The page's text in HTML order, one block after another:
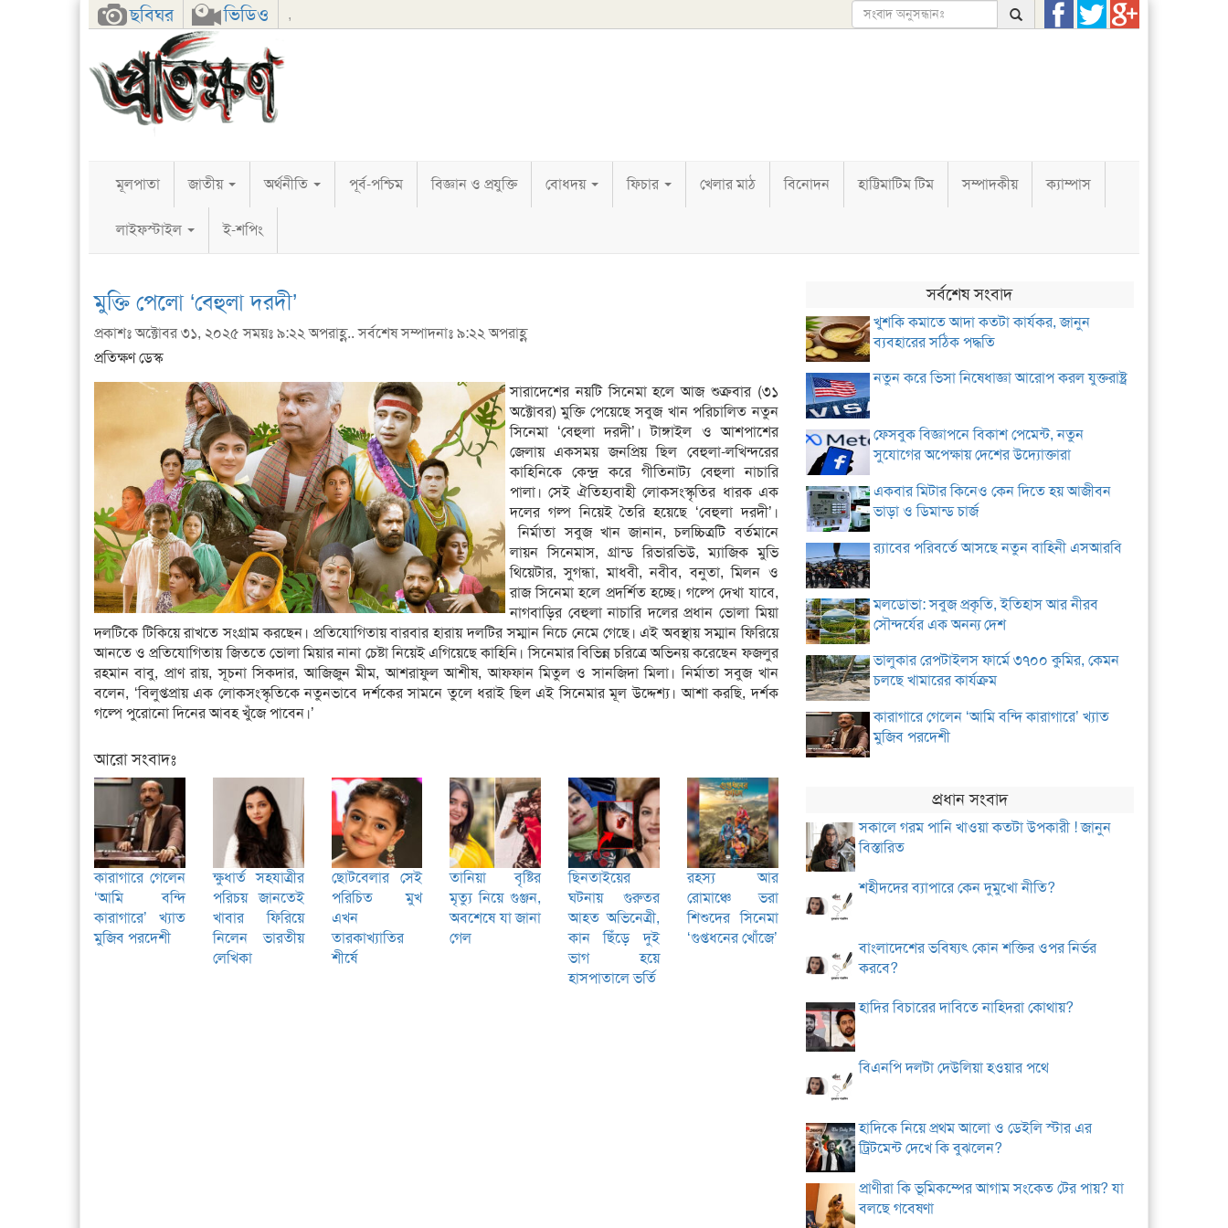
ছবিঘর ভিডিও ,
FacebookTwitterGoogle+
মূলপাতা জাতীয় অর্থনীতি পূর্ব-পশ্চিম বিজ্ঞান ও প্রযুক্তি বোধদয় ফিচার খেলার মাঠ বিনোদন হাট্টিমাটিম টিম সম্পাদকীয় ক্যাম্পাস
লাইফস্টাইল ই-শপিং
মুক্তি পেলো ‘বেহুলা দরদী’
প্রকাশঃ অক্টোবর ৩১, ২০২৫ সময়ঃ ৯:২২ অপরাহ্ণ.. সর্বশেষ সম্পাদনাঃ ৯:২২ অপরাহ্ণ
প্রতিক্ষণ ডেস্ক
সারাদেশের নয়টি সিনেমা হলে আজ শুক্রবার (৩১
অক্টোবর) মুক্তি পেয়েছে সবুজ খান পরিচালিত নতুন
সিনেমা ‘বেহুলা দরদী’। টাঙ্গাইল ও আশপাশের
জেলায় একসময় জনপ্রিয় ছিল বেহুলা-লখিন্দরের
কাহিনিকে কেন্দ্র করে গীতিনাট্য বেহুলা নাচারি
পালা। সেই ঐতিহ্যবাহী লোকসংস্কৃতির ধারক এক
দলের গল্প নিয়েই তৈরি হয়েছে ‘বেহুলা দরদী’।
নির্মাতা সবুজ খান জানান, চলচ্চিত্রটি বর্তমানে
লায়ন সিনেমাস, গ্রান্ড রিভারভিউ, ম্যাজিক মুভি
থিয়েটার, সুগন্ধা, মাধবী, নবীব, বনুতা, মিলন ও
রাজ সিনেমা হলে প্রদর্শিত হচ্ছে। গল্পে দেখা যাবে,
নাগবাড়ির বেহুলা নাচারি দলের প্রধান ভোলা মিয়া
দলটিকে টিকিয়ে রাখতে সংগ্রাম করছেন। প্রতিযোগিতায় বারবার হারায় দলটির সম্মান নিচে নেমে গেছে। এই অবস্থায় সম্মান ফিরিয়ে
আনতে ও প্রতিযোগিতায় জিততে ভোলা মিয়ার নানা চেষ্টা নিয়েই এগিয়েছে কাহিনি। সিনেমার বিভিন্ন চরিত্রে অভিনয় করেছেন ফজলুর
রহমান বাবু, প্রাণ রায়, সূচনা সিকদার, আজিজুন মীম, আশরাফুল আশীষ, আফফান মিতুল ও সানজিদা মিলা। নির্মাতা সবুজ খান
বলেন, ‘বিলুপ্তপ্রায় এক লোকসংস্কৃতিকে নতুনভাবে দর্শকের সামনে তুলে ধরাই ছিল এই সিনেমার মূল উদ্দেশ্য। আশা করছি, দর্শক
গল্পে পুরোনো দিনের আবহ খুঁজে পাবেন।’
আরো সংবাদঃ
কারাগারে গেলেন
‘আমি বন্দি
কারাগারে’ খ্যাত
মুজিব পরদেশী
ক্ষুধার্ত সহযাত্রীর
পরিচয় জানতেই
খাবার ফিরিয়ে
নিলেন ভারতীয়
লেখিকা
ছোটবেলার সেই
পরিচিত মুখ
এখন
তারকাখ্যাতির
শীর্ষে
তানিয়া বৃষ্টির
মৃত্যু নিয়ে গুঞ্জন,
অবশেষে যা জানা
গেল
ছিনতাইয়ের
ঘটনায় গুরুতর
আহত অভিনেত্রী,
কান ছিঁড়ে দুই
ভাগ হয়ে
হাসপাতালে ভর্তি
রহস্য আর
রোমাঞ্চে ভরা
শিশুদের সিনেমা
‘গুপ্তধনের খোঁজে’
সর্বশেষ সংবাদ
খুশকি কমাতে আদা কতটা কার্যকর, জানুন
ব্যবহারের সঠিক পদ্ধতি
নতুন করে ভিসা নিষেধাজ্ঞা আরোপ করল যুক্তরাষ্ট্র
ফেসবুক বিজ্ঞাপনে বিকাশ পেমেন্ট, নতুন
সুযোগের অপেক্ষায় দেশের উদ্যোক্তারা
একবার মিটার কিনেও কেন দিতে হয় আজীবন
ভাড়া ও ডিমান্ড চার্জ
র‌্যাবের পরিবর্তে আসছে নতুন বাহিনী এসআরবি
মলডোভা: সবুজ প্রকৃতি, ইতিহাস আর নীরব
সৌন্দর্যের এক অনন্য দেশ
ভালুকার রেপটাইলস ফার্মে ৩৭০০ কুমির, কেমন
চলছে খামারের কার্যক্রম
কারাগারে গেলেন ‘আমি বন্দি কারাগারে’ খ্যাত
মুজিব পরদেশী
প্রধান সংবাদ
সকালে গরম পানি খাওয়া কতটা উপকারী ! জানুন
বিস্তারিত
শহীদদের ব্যাপারে কেন দুমুখো নীতি?
বাংলাদেশের ভবিষ্যৎ কোন শক্তির ওপর নির্ভর
করবে?
হাদির বিচারের দাবিতে নাহিদরা কোথায়?
বিএনপি দলটা দেউলিয়া হওয়ার পথে
হাদিকে নিয়ে প্রথম আলো ও ডেইলি স্টার এর
ট্রিটমেন্ট দেখে কি বুঝলেন?
প্রাণীরা কি ভূমিকম্পের আগাম সংকেত টের পায়? যা
বলছে গবেষণা